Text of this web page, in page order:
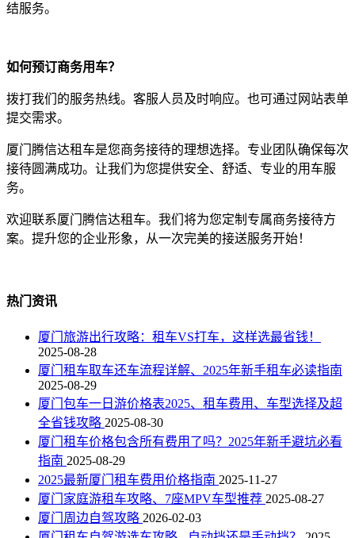
结服务。
如何预订商务用车？
拨打我们的服务热线。客服人员及时响应。也可通过网站表单
提交需求。
厦门腾信达租车是您商务接待的理想选择。专业团队确保每次
接待圆满成功。让我们为您提供安全、舒适、专业的用车服
务。
欢迎联系厦门腾信达租车。我们将为您定制专属商务接待方
案。提升您的企业形象，从一次完美的接送服务开始！
热门资讯
厦门旅游出行攻略：租车VS打车，这样选最省钱！
2025-08-28
厦门租车取车还车流程详解、2025年新手租车必读指南
2025-08-29
厦门包车一日游价格表2025、租车费用、车型选择及超
全省钱攻略 2025-08-30
厦门租车价格包含所有费用了吗？2025年新手避坑必看
指南 2025-08-29
2025最新厦门租车费用价格指南 2025-11-27
厦门家庭游租车攻略、7座MPV车型推荐 2025-08-27
厦门周边自驾攻略 2026-02-03